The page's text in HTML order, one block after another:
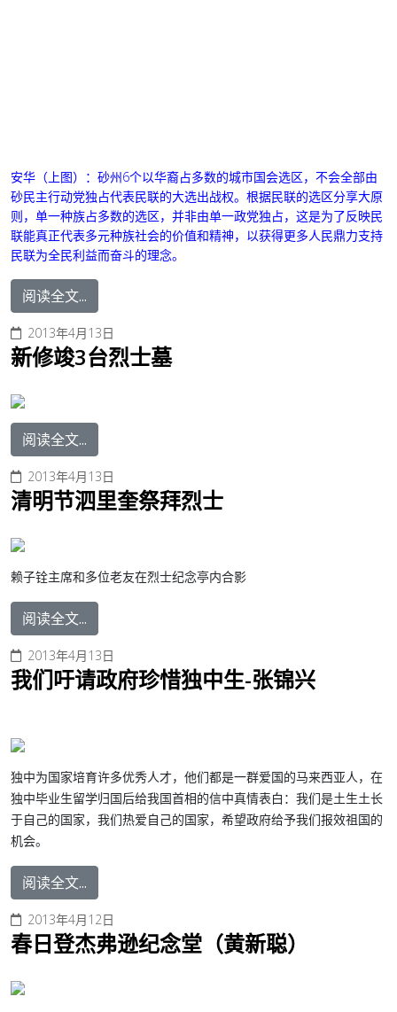
安华 （上图）：砂州6个以华裔占多数的城市国会选区，不会全部由
砂民主行动党独占代表民联的大选出战权。 根据民联的选区分享大原
则，单一种族占多数的选区，并非由单一政党独占，这是为了反映民
联能真正代表多元种族社会的价值和精神，以获得更多人民鼎力支持
民联为全民利益而奋斗的理念。
阅读全文...
2013年4月13日
新修竣3台烈士墓
阅读全文...
2013年4月13日
清明节泗里奎祭拜烈士
赖子铨主席和多位老友在烈士纪念亭内合影
阅读全文...
2013年4月13日
我们吁请政府珍惜独中生-张锦兴
独中为国家培育许多优秀人才，他们都是一群爱国的马来西亚人，在
独中毕业生留学归国后给我国首相的信中真情表白：我们是土生土长
于自己的国家，我们热爱自己的国家，希望政府给予我们报效祖国的
机会。
阅读全文...
2013年4月12日
春日登杰弗逊纪念堂（黄新聪）